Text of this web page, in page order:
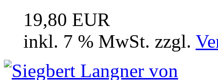
19,80 EUR
inkl. 7 % MwSt. zzgl.